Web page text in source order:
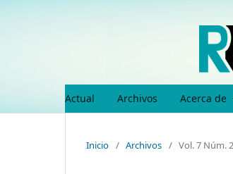
Actual Archivos Acerca de
Inicio / Archivos / Vol. 7 Núm.